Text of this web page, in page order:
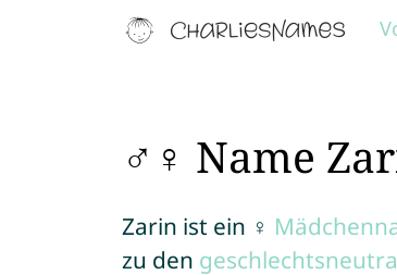
♂♀ Name
Zarin ist ein ♀
zu den